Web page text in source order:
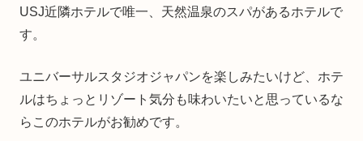
USJ近隣ホテルで唯一、天然温泉のスパがあるホテルで
す。
ユニバーサルスタジオジャパンを楽しみたいけど、ホテ
ルはちょっとリゾート気分も味わいたいと思っているな
らこのホテルがお勧めです。